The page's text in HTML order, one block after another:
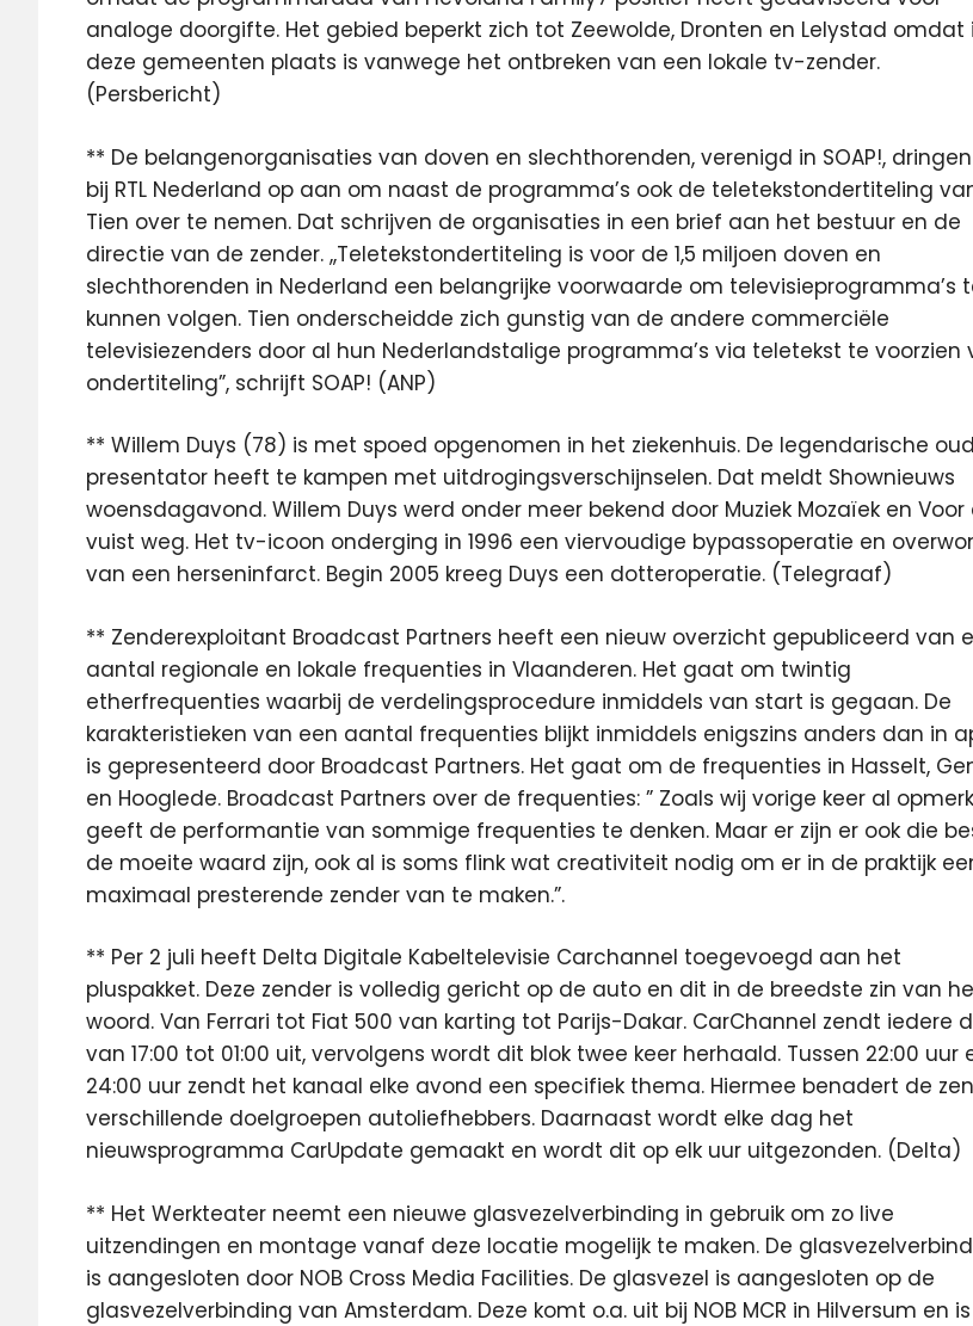
analoge doorgifte. Het gebied beperkt zich tot Zeewolde, Dronten en Lelystad omdat
deze gemeenten plaats is vanwege het ontbreken van een lokale tv-zender.
(Persbericht)
** De belangenorganisaties van doven en slechthorenden, verenigd in SOAP!,
bij RTL Nederland op aan om naast de programma’s ook de teletekstondertiteling
Tien over te nemen. Dat schrijven de organisaties in een brief aan het bestuur en de
directie van de zender. ,,Teletekstondertiteling is voor de 1,5 miljoen doven en
slechthorenden in Nederland een belangrijke voorwaarde om televisieprogramma’s
kunnen volgen. Tien onderscheidde zich gunstig van de andere commerciële
televisiezenders door al hun Nederlandstalige programma’s via teletekst te voorzien
ondertiteling”, schrijft SOAP! (ANP)
** Willem Duys (78) is met spoed opgenomen in het ziekenhuis. De legendarische
presentator heeft te kampen met uitdrogingsverschijnselen. Dat meldt Shownieuws
woensdagavond. Willem Duys werd onder meer bekend door Muziek Mozaïek en Voor
vuist weg. Het tv-icoon onderging in 1996 een viervoudige bypassoperatie en
van een herseninfarct. Begin 2005 kreeg Duys een dotteroperatie. (Telegraaf)
** Zenderexploitant Broadcast Partners heeft een nieuw overzicht gepubliceerd van
aantal regionale en lokale frequenties in Vlaanderen. Het gaat om twintig
etherfrequenties waarbij de verdelingsprocedure inmiddels van start is gegaan. De
karakteristieken van een aantal frequenties blijkt inmiddels enigszins anders dan in
is gepresenteerd door Broadcast Partners. Het gaat om de frequenties in Hasselt,
en Hooglede. Broadcast Partners over de frequenties: ” Zoals wij vorige keer al
geeft de performantie van sommige frequenties te denken. Maar er zijn er ook die
de moeite waard zijn, ook al is soms flink wat creativiteit nodig om er in de praktijk
maximaal presterende zender van te maken.”.
** Per 2 juli heeft Delta Digitale Kabeltelevisie Carchannel toegevoegd aan het
pluspakket. Deze zender is volledig gericht op de auto en dit in de breedste zin van
woord. Van Ferrari tot Fiat 500 van karting tot Parijs-Dakar. CarChannel zendt iedere
van 17:00 tot 01:00 uit, vervolgens wordt dit blok twee keer herhaald. Tussen 22:00 uur
24:00 uur zendt het kanaal elke avond een specifiek thema. Hiermee benadert de
verschillende doelgroepen autoliefhebbers. Daarnaast wordt elke dag het
nieuwsprogramma CarUpdate gemaakt en wordt dit op elk uur uitgezonden. (Delta)
** Het Werkteater neemt een nieuwe glasvezelverbinding in gebruik om zo live
uitzendingen en montage vanaf deze locatie mogelijk te maken. De
is aangesloten door NOB Cross Media Facilities. De glasvezel is aangesloten op de
glasvezelverbinding van Amsterdam. Deze komt o.a. uit bij NOB MCR in Hilversum en is